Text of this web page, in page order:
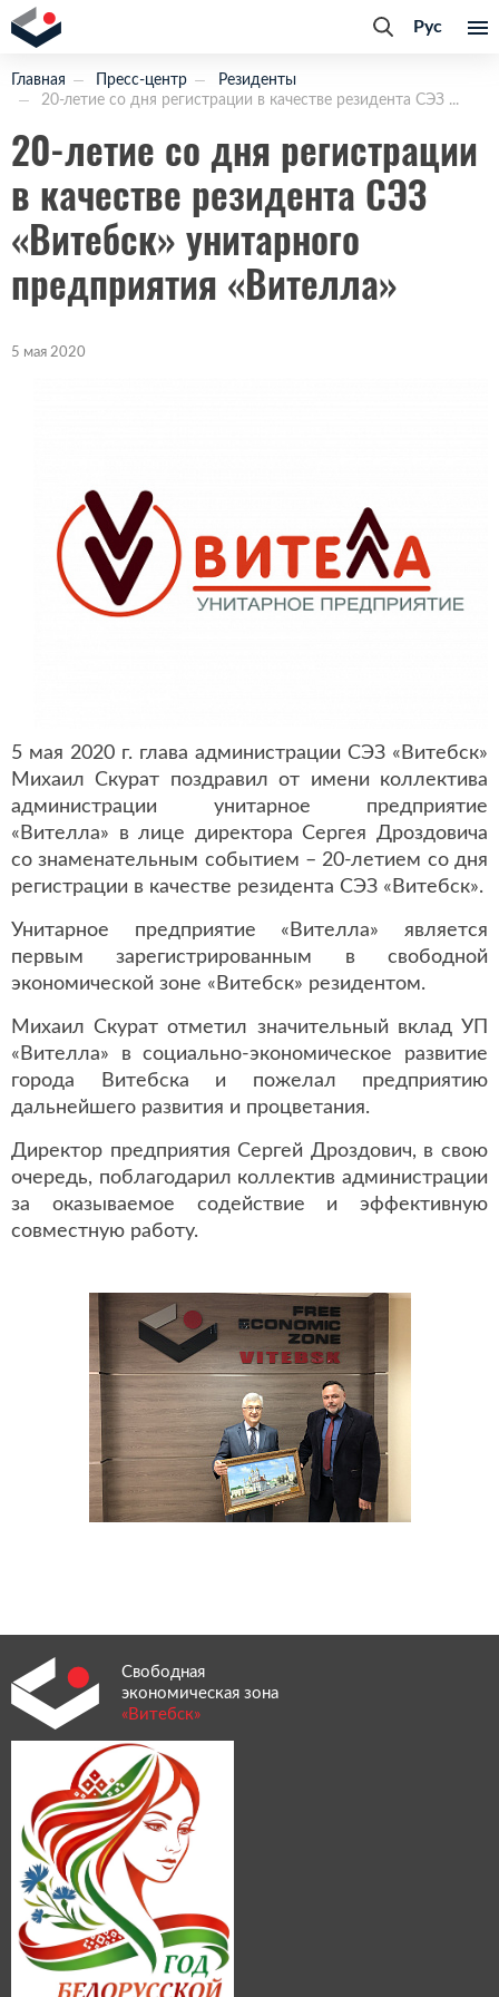
Рус
Главная Пресс-центр
Резиденты
20-летие со дня регистрации в качестве резидента СЭЗ ...
20-летие со дня регистрации
в качестве резидента СЭЗ
«Витебск» унитарного
предприятия «Вителла»
5 мая 2020
5 мая 2020 г. глава администрации СЭЗ «Витебск»
Михаил Скурат поздравил от имени коллектива
администрации унитарное предприятие
«Вителла» в лице директора Сергея Дроздовича
со знаменательным событием – 20-летием со дня
регистрации в качестве резидента СЭЗ «Витебск».
Унитарное предприятие «Вителла» является
первым зарегистрированным в свободной
экономической зоне «Витебск» резидентом.
Михаил Скурат отметил значительный вклад УП
«Вителла» в социально-экономическое развитие
города Витебска и пожелал предприятию
дальнейшего развития и процветания.
Директор предприятия Сергей Дроздович, в свою
очередь, поблагодарил коллектив администрации
за оказываемое содействие и эффективную
совместную работу.
Свободная
экономическая зона
«Витебск»